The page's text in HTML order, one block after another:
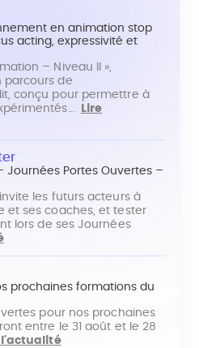
en animation stop
acting, expressivité et
– Niveau II »,
parcours de
conçu pour permettre à
Lire
Journées Portes Ouvertes –
les futurs acteurs à
et ses coaches, et tester
lors de ses Journées
prochaines formations du
pour nos prochaines
entre le 31 août et le 28
l'actualité